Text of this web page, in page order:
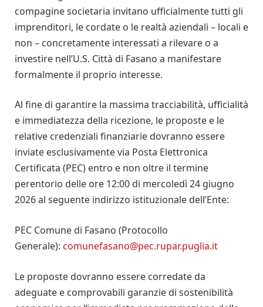
compagine societaria invitano ufficialmente tutti gli
imprenditori, le cordate o le realtà aziendali – locali e
non – concretamente interessati a rilevare o a
investire nell’U.S. Città di Fasano a manifestare
formalmente il proprio interesse.
Al fine di garantire la massima tracciabilità, ufficialità
e immediatezza della ricezione, le proposte e le
relative credenziali finanziarie dovranno essere
inviate esclusivamente via Posta Elettronica
Certificata (PEC) entro e non oltre il termine
perentorio delle ore 12:00 di mercoledì 24 giugno
2026 al seguente indirizzo istituzionale dell’Ente:
PEC Comune di Fasano (Protocollo
Generale): comunefasano@pec.rupar.puglia.it
Le proposte dovranno essere corredate da
adeguate e comprovabili garanzie di sostenibilità